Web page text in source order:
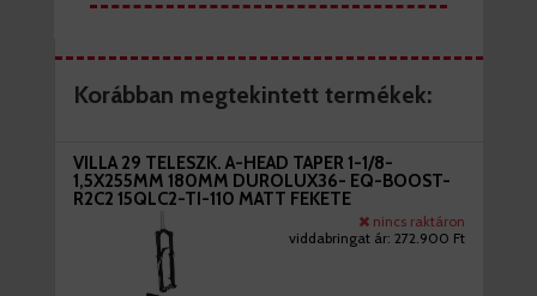
Korábban megtekintett termékek:
VILLA 29 TELESZK. A-HEAD TAPER 1-1/8-
1,5X255MM 180MM DUROLUX36- EQ-BOOST-
R2C2 15QLC2-TI-110 MATT FEKETE
nincs raktáron
viddabringat ár: 272.900 Ft